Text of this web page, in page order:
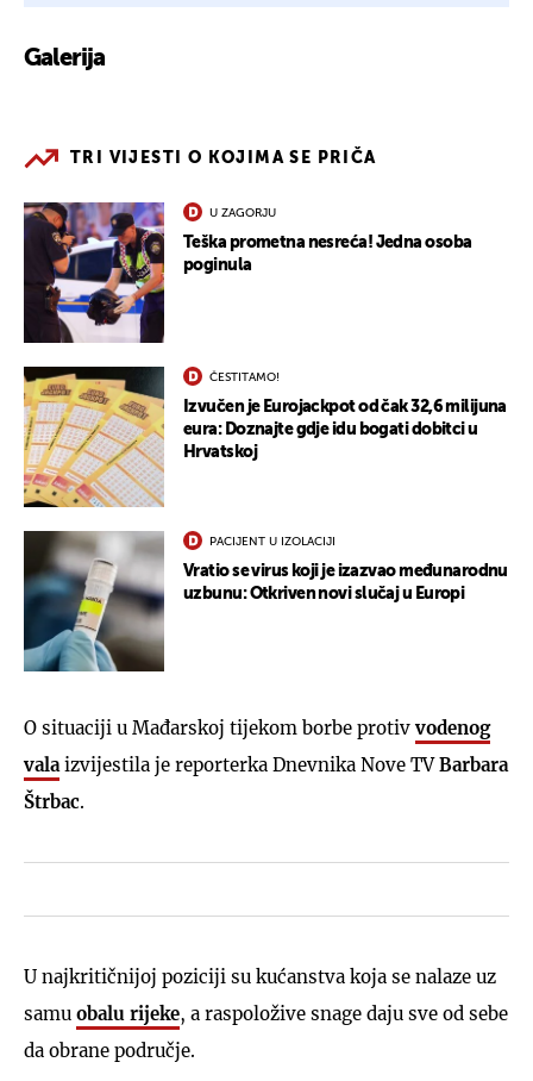
Galerija
TRI VIJESTI O KOJIMA SE PRIČA
U ZAGORJU
Teška prometna nesreća! Jedna osoba
poginula
ČESTITAMO!
Izvučen je Eurojackpot od čak 32,6 milijuna
eura: Doznajte gdje idu bogati dobitci u
Hrvatskoj
PACIJENT U IZOLACIJI
Vratio se virus koji je izazvao međunarodnu
uzbunu: Otkriven novi slučaj u Europi
O situaciji u Mađarskoj tijekom borbe protivvodenog
vala izvijestila je reporterka Dnevnika Nove TVBarbara
Štrbac.
U najkritičnijoj poziciji su kućanstva koja se nalaze uz
samu obalu rijeke, a raspoložive snage daju sve od sebe
da obrane područje.